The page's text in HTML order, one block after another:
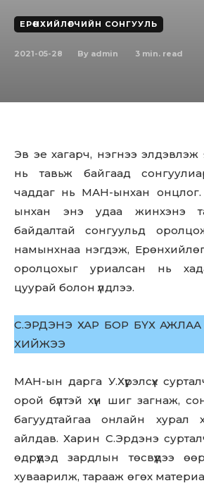
ЕРӨНХИЙЛӨГЧИЙН СОНГУУЛЬ
2021-05-28 By admin 3 min. read
Эв эе хагарч, нэгнээ элдэвлэж
нь тавьж байгаад
чаддаг нь МАН-ынхан
ынхан энэ удаа жинхэнэ
байдалтай сонгуульд
намынхнаа нэгдэж,
оролцохыг уриалсан нь
цуурай болон үлдлээ.
С.ЭРДЭНЭ ХАР БОР БҮХ
ХИЙЖЭЭ
МАН-ын дарга У.Хүрэлсүх
орой бүлтэй хүн шиг загнаж,
багуудтайгаа онлайн хурал
айлдав. Харин С.Эрдэнэ
өдрүүдэд зардлын төсвүүдээ
хуваарилж, тарааж өгөх